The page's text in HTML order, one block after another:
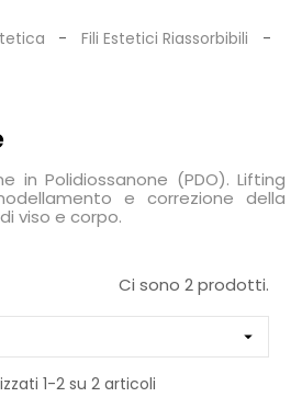
Fili Estetici Riassorbibili
in Polidiossanone (PDO). Lifting
e correzione della
viso e corpo.
Ci sono 2 prodotti.

1-2 su 2 articoli